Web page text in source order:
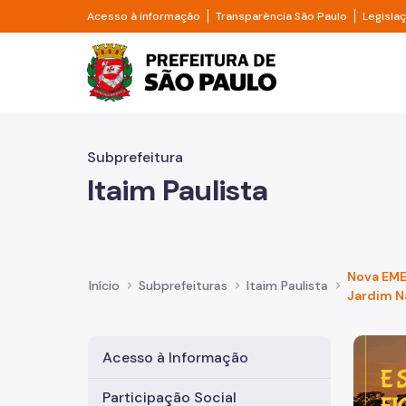
Pular para o Conteúdo principal
Acesso à informação Divisor de acesso à informação
Transparência São Paulo Divisor
Prefeitura de São
Subprefeitura
Itaim Paulista
Início Subprefeituras Itaim Paulista
Nova
Jardim
Acesso à Informação
Participação Social